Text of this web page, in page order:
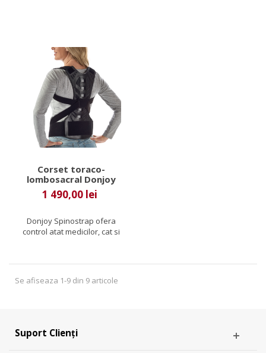
Corset toraco-
lombosacral Donjoy
Spinostrap
1 490,00 lei
Donjoy Spinostrap ofera
control atat medicilor, cat si
Se afiseaza 1-9 din 9 articole
Suport Clienți